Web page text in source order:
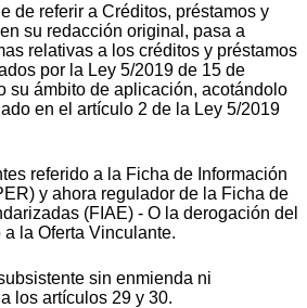
de referir a Créditos, préstamos y
su redacción original, pasa a
relativas a los créditos y préstamos
por la Ley 5/2019 de 15 de
su ámbito de aplicación, acotándolo
en el artículo 2 de la Ley 5/2019
referido a la Ficha de Información
y ahora regulador de la Ficha de
(FIAE) - O la derogación del
la Oferta Vinculante.
sin enmienda ni
los artículos 29 y 30.